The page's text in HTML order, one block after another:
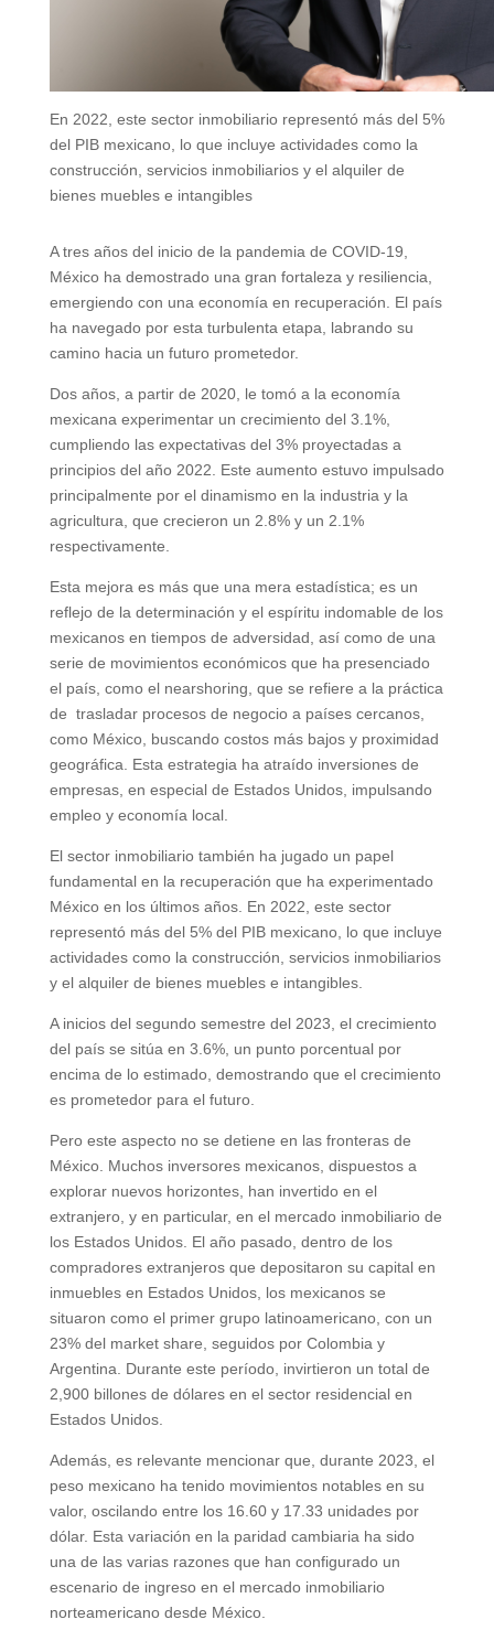
En 2022, este sector inmobiliario representó más del 5%
del PIB mexicano, lo que incluye actividades como la
construcción, servicios inmobiliarios y el alquiler de
bienes muebles e intangibles
A tres años del inicio de la pandemia de COVID-19,
México ha demostrado una gran fortaleza y resiliencia,
emergiendo con una economía en recuperación. El país
ha navegado por esta turbulenta etapa, labrando su
camino hacia un futuro prometedor.
Dos años, a partir de 2020, le tomó a la economía
mexicana experimentar un crecimiento del 3.1%,
cumpliendo las expectativas del 3% proyectadas a
principios del año 2022. Este aumento estuvo impulsado
principalmente por el dinamismo en la industria y la
agricultura, que crecieron un 2.8% y un 2.1%
respectivamente.
Esta mejora es más que una mera estadística; es un
reflejo de la determinación y el espíritu indomable de los
mexicanos en tiempos de adversidad, así como de una
serie de movimientos económicos que ha presenciado
el país, como el nearshoring, que se refiere a la práctica
de trasladar procesos de negocio a países cercanos,
como México, buscando costos más bajos y proximidad
geográfica. Esta estrategia ha atraído inversiones de
empresas, en especial de Estados Unidos, impulsando
empleo y economía local.
El sector inmobiliario también ha jugado un papel
fundamental en la recuperación que ha experimentado
México en los últimos años. En 2022, este sector
representó más del 5% del PIB mexicano, lo que incluye
actividades como la construcción, servicios inmobiliarios
y el alquiler de bienes muebles e intangibles.
A inicios del segundo semestre del 2023, el crecimiento
del país se sitúa en 3.6%, un punto porcentual por
encima de lo estimado, demostrando que el crecimiento
es prometedor para el futuro.
Pero este aspecto no se detiene en las fronteras de
México. Muchos inversores mexicanos, dispuestos a
explorar nuevos horizontes, han invertido en el
extranjero, y en particular, en el mercado inmobiliario de
los Estados Unidos. El año pasado, dentro de los
compradores extranjeros que depositaron su capital en
inmuebles en Estados Unidos, los mexicanos se
situaron como el primer grupo latinoamericano, con un
23% del market share, seguidos por Colombia y
Argentina. Durante este período, invirtieron un total de
2,900 billones de dólares en el sector residencial en
Estados Unidos.
Además, es relevante mencionar que, durante 2023, el
peso mexicano ha tenido movimientos notables en su
valor, oscilando entre los 16.60 y 17.33 unidades por
dólar. Esta variación en la paridad cambiaria ha sido
una de las varias razones que han configurado un
escenario de ingreso en el mercado inmobiliario
norteamericano desde México.